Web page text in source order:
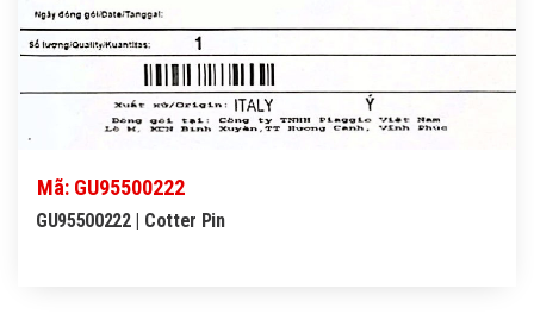
Mã: GU95500222
GU95500222 | Cotter Pin